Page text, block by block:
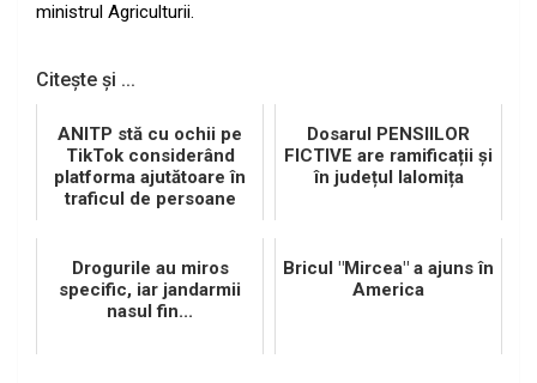
ministrul Agriculturii.
Citește și ...
ANITP stă cu ochii pe
TikTok considerând
platforma ajutătoare în
traficul de persoane
Dosarul PENSIILOR
FICTIVE are ramificații și
în județul Ialomița
Drogurile au miros
specific, iar jandarmii
nasul fin...
Bricul "Mircea" a ajuns în
America